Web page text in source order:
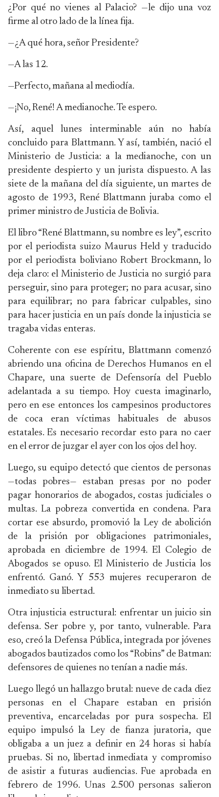
¿Por qué no vienes al Palacio? —le dijo una voz
firme al otro lado de la línea fija.
—¿A qué hora, señor Presidente?
—A las 12.
—Perfecto, mañana al mediodía.
—¡No, René! A medianoche. Te espero.
Así, aquel lunes interminable aún no había
concluido para Blattmann. Y así, también, nació el
Ministerio de Justicia: a la medianoche, con un
presidente despierto y un jurista dispuesto. A las
siete de la mañana del día siguiente, un martes de
agosto de 1993, René Blattmann juraba como el
primer ministro de Justicia de Bolivia.
El libro “René Blattmann, su nombre es ley”, escrito
por el periodista suizo Maurus Held y traducido
por el periodista boliviano Robert Brockmann, lo
deja claro: el Ministerio de Justicia no surgió para
perseguir, sino para proteger; no para acusar, sino
para equilibrar; no para fabricar culpables, sino
para hacer justicia en un país donde la injusticia se
tragaba vidas enteras.
Coherente con ese espíritu, Blattmann comenzó
abriendo una oficina de Derechos Humanos en el
Chapare, una suerte de Defensoría del Pueblo
adelantada a su tiempo. Hoy cuesta imaginarlo,
pero en ese entonces los campesinos productores
de coca eran víctimas habituales de abusos
estatales. Es necesario recordar esto para no caer
en el error de juzgar el ayer con los ojos del hoy.
Luego, su equipo detectó que cientos de personas
—todas pobres— estaban presas por no poder
pagar honorarios de abogados, costas judiciales o
multas. La pobreza convertida en condena. Para
cortar ese absurdo, promovió la Ley de abolición
de la prisión por obligaciones patrimoniales,
aprobada en diciembre de 1994. El Colegio de
Abogados se opuso. El Ministerio de Justicia los
enfrentó. Ganó. Y 553 mujeres recuperaron de
inmediato su libertad.
Otra injusticia estructural: enfrentar un juicio sin
defensa. Ser pobre y, por tanto, vulnerable. Para
eso, creó la Defensa Pública, integrada por jóvenes
abogados bautizados como los “Robins” de Batman:
defensores de quienes no tenían a nadie más.
Luego llegó un hallazgo brutal: nueve de cada diez
personas en el Chapare estaban en prisión
preventiva, encarceladas por pura sospecha. El
equipo impulsó la Ley de fianza juratoria, que
obligaba a un juez a definir en 24 horas si había
pruebas. Si no, libertad inmediata y compromiso
de asistir a futuras audiencias. Fue aprobada en
febrero de 1996. Unas 2.500 personas salieron